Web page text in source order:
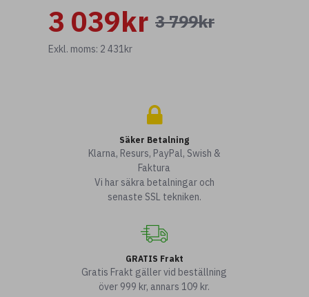
3 799kr
3 039kr
Exkl. moms: 2 431kr
Säker Betalning
Klarna, Resurs, PayPal, Swish &
Faktura
Vi har säkra betalningar och
senaste SSL tekniken.
GRATIS Frakt
Gratis Frakt gäller vid beställning
över 999 kr, annars 109 kr.